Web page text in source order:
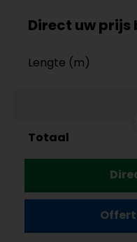
Direct uw prijs
Lengte (m)
Totaal